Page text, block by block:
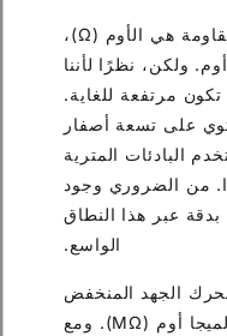
الوحدة الأساسية لقياس المقاومة هي الأوم (Ω)،
ولكن، نظرًا لأننا
مرتفعة للغاية.
على تسعة أصفار
البادئات المترية
من الضروري وجود
بدقة عبر هذا النطاق
الواسع.
محرك الجهد المنخفض
سليمًا بقراءة بضع مئات من الميجا أوم (MΩ). ومع